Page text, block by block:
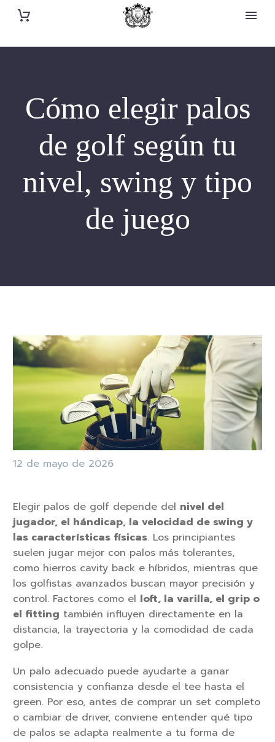
Cómo elegir palos
de golf según tu
nivel, swing y tipo
de juego
12 de mayo de 2026
Elegir palos de golf depende del nivel del
jugador, el hándicap, la velocidad de swing y
las características físicas. Los principiantes
suelen jugar mejor con palos más tolerantes,
como hierros cavity back e híbridos, mientras que
los golfistas avanzados buscan mayor precisión y
control. Factores como el loft, la varilla, el grip o
el fitting también influyen directamente en la
distancia, la trayectoria y la comodidad de cada
golpe.
Un palo adecuado puede ayudarte a ganar
consistencia y confianza desde el tee hasta el
green. Por eso, antes de comprar un set completo
o cambiar de driver, conviene entender qué tipo
de palos se adapta realmente a tu forma de